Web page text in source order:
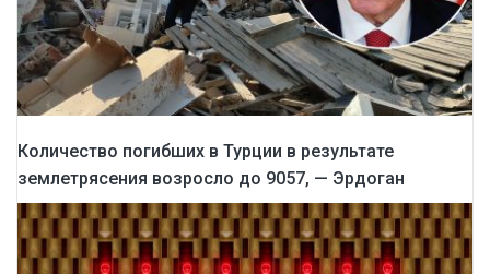
Количество погибших в Турции в результате
землетрясения возросло до 9057, — Эрдоган